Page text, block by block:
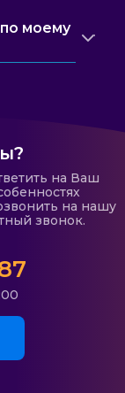
моему
на Ваш
на нашу
звонок.